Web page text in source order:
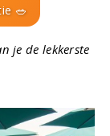
🥗
je de lekkerste